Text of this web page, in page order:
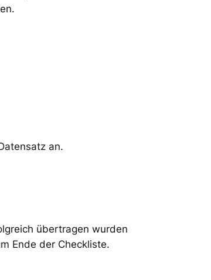
an.
übertragen wurden
Ende der Checkliste.